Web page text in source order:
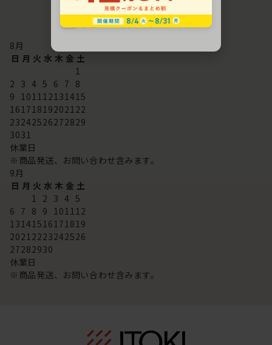
配送・お問い合わせ営業日
8月
日 月 火 水 木 金 土
1
2 3 4 5 6 7 8
9 101112131415
16171819202122
23242526272829
3031
休業日
※商品発送、お問い合わせ含みます。
9月
日 月 火 水 木 金 土
1 2 3 4 5
6 7 8 9 101112
13141516171819
20212223242526
27282930
休業日
※商品発送、お問い合わせ含みます。